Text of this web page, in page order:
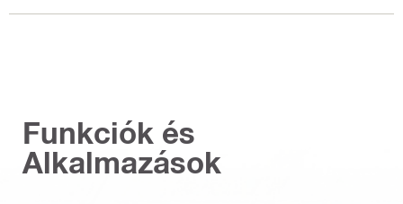
Funkciók és
Alkalmazások